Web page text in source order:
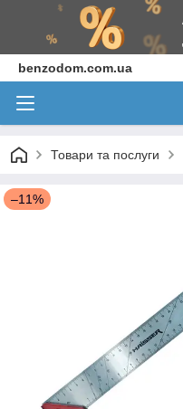
benzodom.com.ua
Товари та послуги
–11%